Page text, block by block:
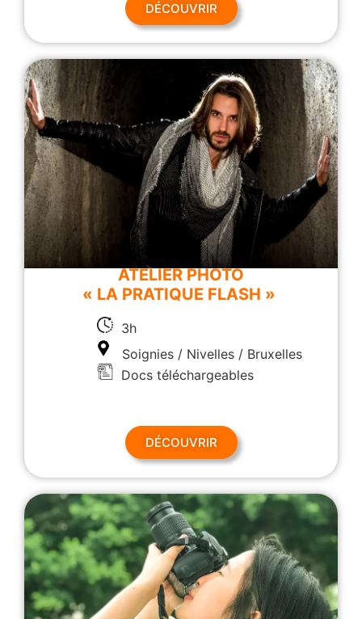
DÉCOUVRIR
ATELIER PHOTO
« LA PRATIQUE FLASH »
3h
Soignies / Nivelles / Bruxelles
Docs téléchargeables
DÉCOUVRIR